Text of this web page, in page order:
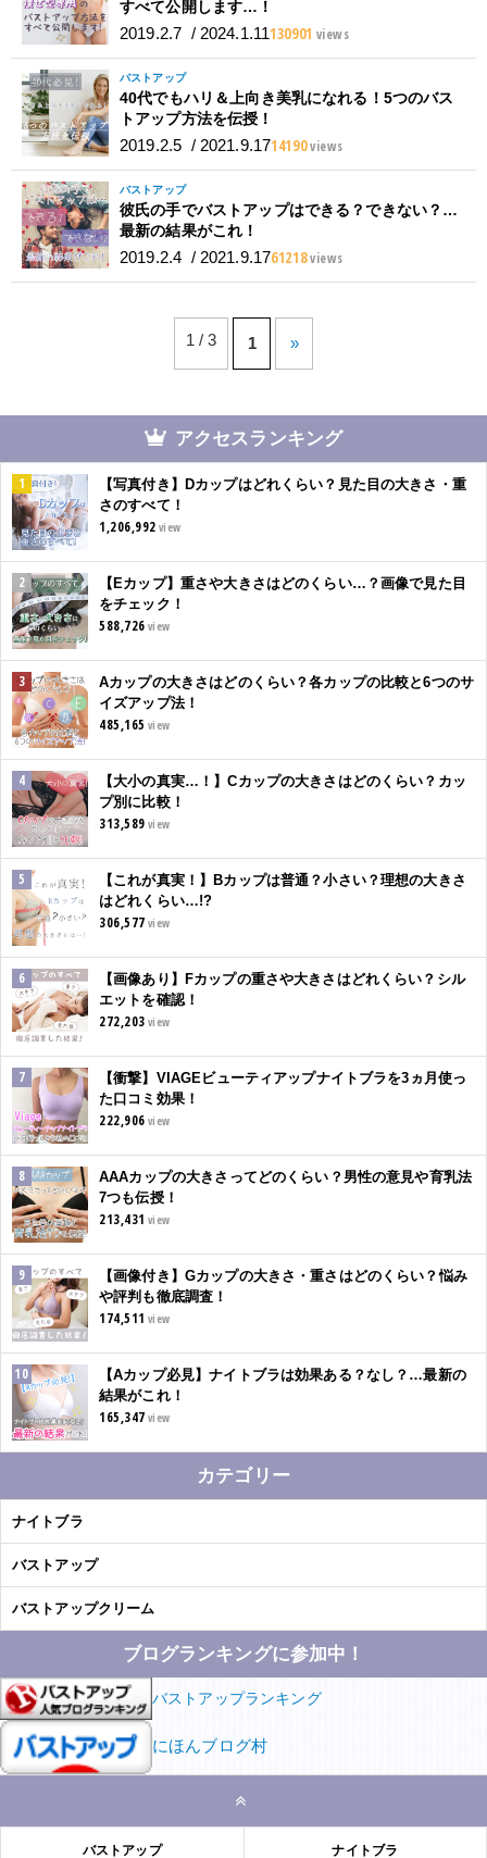
すべて公開します…！
2019.2.7 / 2024.1.11130901 views
バストアップ
40代でもハリ＆上向き美乳になれる！5つのバス
トアップ方法を伝授！
2019.2.5 / 2021.9.1714190views
バストアップ
彼氏の手でバストアップはできる？できない？…
最新の結果がこれ！
2019.2.4 / 2021.9.1761218views
1 / 3 1 »
アクセスランキング
【写真付き】Dカップはどれくらい？見た目の大きさ・重
さのすべて！
1,206,992 view
【Eカップ】重さや大きさはどのくらい…？画像で見た目
をチェック！
588,726 view
Aカップの大きさはどのくらい？各カップの比較と6つのサ
イズアップ法！
485,165 view
【大小の真実…！】Cカップの大きさはどのくらい？カッ
プ別に比較！
313,589 view
【これが真実！】Bカップは普通？小さい？理想の大きさ
はどれくらい…!?
306,577 view
【画像あり】Fカップの重さや大きさはどれくらい？シル
エットを確認！
272,203 view
【衝撃】VIAGEビューティアップナイトブラを3ヵ月使っ
た口コミ効果！
222,906 view
AAAカップの大きさってどのくらい？男性の意見や育乳法
7つも伝授！
213,431 view
【画像付き】Gカップの大きさ・重さはどのくらい？悩み
や評判も徹底調査！
174,511 view
【Aカップ必見】ナイトブラは効果ある？なし？…最新の
結果がこれ！
165,347 view
カテゴリー
ナイトブラ
バストアップ
バストアップクリーム
ブログランキングに参加中！
バストアップランキング
にほんブログ村
バストアップ ナイトブラ